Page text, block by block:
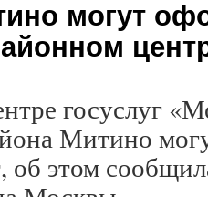
могут
госуслуг
Митино
об этом